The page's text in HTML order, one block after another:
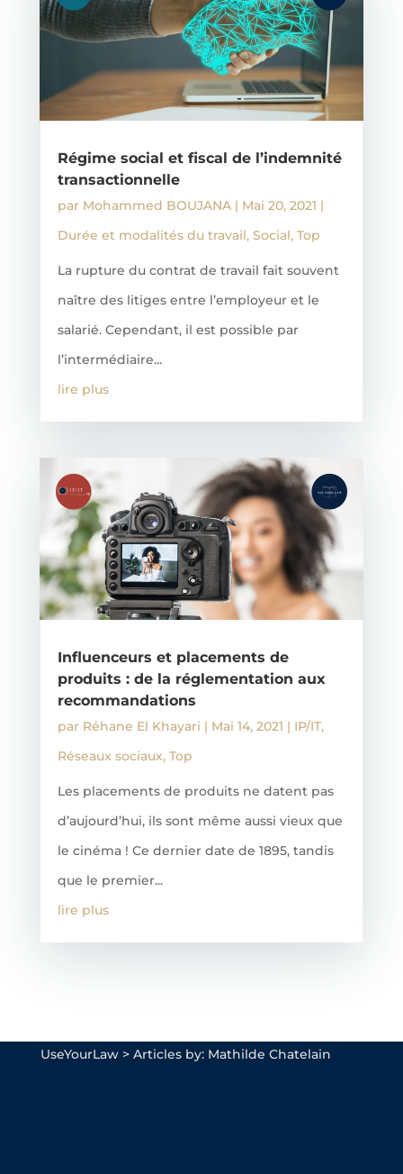
Régime social et fiscal de l’indemnité
transactionnelle
par Mohammed BOUJANA| Mai 20, 2021 |
Durée et modalités du travail, Social, Top
La rupture du contrat de travail fait souvent
naître des litiges entre l’employeur et le
salarié. Cependant, il est possible par
l’intermédiaire...
lire plus
Influenceurs et placements de
produits : de la réglementation aux
recommandations
par Réhane El Khayari | Mai 14, 2021 | IP/IT,
Réseaux sociaux, Top
Les placements de produits ne datent pas
d’aujourd’hui, ils sont même aussi vieux que
le cinéma ! Ce dernier date de 1895, tandis
que le premier...
lire plus
UseYourLaw> Articles by: Mathilde Chatelain